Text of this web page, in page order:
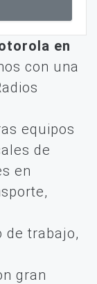
en
con una
equipos
de
en
de trabajo,
gran